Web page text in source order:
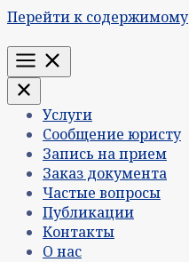
Перейти к содержимому
Меню
Услуги
Сообщение юристу
Запись на прием
Заказ документа
Частые вопросы
Публикации
Контакты
О нас